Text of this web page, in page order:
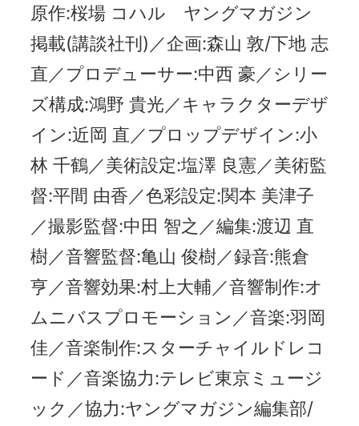
原作:桜場 コハル ヤングマガジン
掲載(講談社刊)／企画:森山 敦/下地 志
直／プロデューサー:中西 豪／シリー
ズ構成:鴻野 貴光／キャラクターデザ
イン:近岡 直／プロップデザイン:小
林 千鶴／美術設定:塩澤 良憲／美術監
督:平間 由香／色彩設定:関本 美津子
／撮影監督:中田 智之／編集:渡辺 直
樹／音響監督:亀山 俊樹／録音:熊倉
亨／音響効果:村上大輔／音響制作:オ
ムニバスプロモーション／音楽:羽岡
佳／音楽制作:スターチャイルドレコ
ード／音楽協力:テレビ東京ミュージ
ック／協力:ヤングマガジン編集部/